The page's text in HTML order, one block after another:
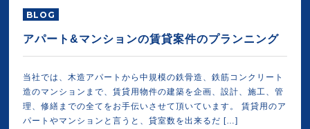
BLOG
アパート&マンションの賃貸案件のプランニング
当社では、木造アパートから中規模の鉄骨造、鉄筋コンクリート
造のマンションまで、賃貸用物件の建築を企画、設計、施工、管
理、修繕までの全てをお手伝いさせて頂いています。 賃貸用のア
パートやマンションと言うと、貸室数を出来るだ […]